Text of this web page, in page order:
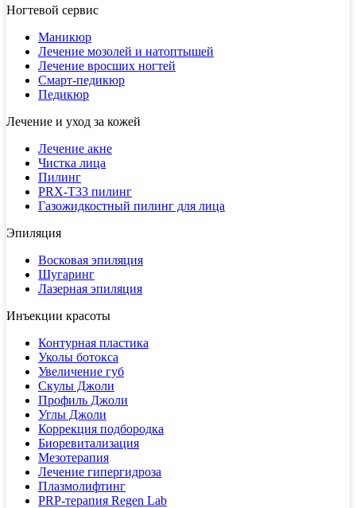
Ногтевой сервис
Маникюр
Лечение мозолей и натоптышей
Лечение вросших ногтей
Смарт-педикюр
Педикюр
Лечение и уход за кожей
Лечение акне
Чистка лица
Пилинг
PRX-T33 пилинг
Газожидкостный пилинг для лица
Эпиляция
Восковая эпиляция
Шугаринг
Лазерная эпиляция
Инъекции красоты
Контурная пластика
Уколы ботокса
Увеличение губ
Скулы Джоли
Профиль Джоли
Углы Джоли
Коррекция подбородка
Биоревитализация
Мезотерапия
Лечение гипергидроза
Плазмолифтинг
PRP-терапия Regen Lab